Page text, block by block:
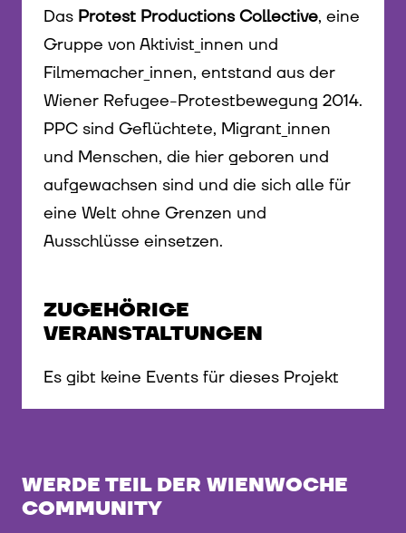
Das Protest Productions Collective, eine
Gruppe von Aktivist_innen und
Filmemacher_innen, entstand aus der
Wiener Refugee-Protestbewegung 2014.
PPC sind Geflüchtete, Migrant_innen
und Menschen, die hier geboren und
aufgewachsen sind und die sich alle für
eine Welt ohne Grenzen und
Ausschlüsse einsetzen.
ZUGEHÖRIGE
VERANSTALTUNGEN
Es gibt keine Events für dieses Projekt
WERDE TEIL DER WIENWOCHE
COMMUNITY